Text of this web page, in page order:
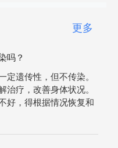
更多
吗？
定遗传性，但不传染。
治疗，改善身体状况。
好，得根据情况恢复和